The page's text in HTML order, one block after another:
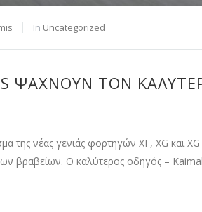
In Uncategorized
ΨΆΧΝΟΥΝ ΤΟΝ
της νέας γενιάς φορτηγών XF, XG και
βραβείων. Ο καλύτερος οδηγός –